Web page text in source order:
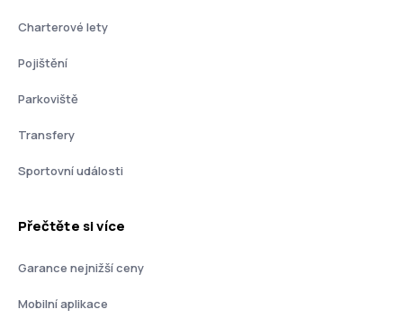
Charterové lety
Pojištění
Parkoviště
Transfery
Sportovní události
Přečtěte si více
Garance nejnižší ceny
Mobilní aplikace